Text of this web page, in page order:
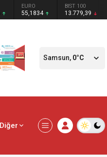
EURO
55,1834
BIST 100
13.779,39
Samsun, 0°C
Diğer